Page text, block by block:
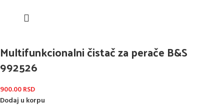
Multifunkcionalni čistač za perače B&S
992526
900.00RSD
Dodaj u korpu